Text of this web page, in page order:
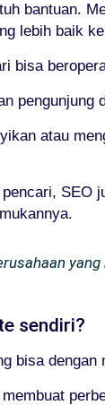
bantuan.
lebih baik
bisa
pengunjung
atau
SEO
sendiri?
bisa